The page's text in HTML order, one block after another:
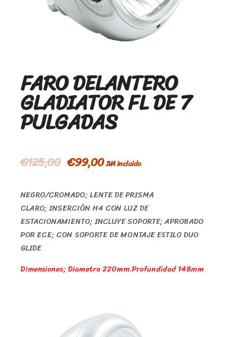
FARO DELANTERO
GLADIATOR FL DE 7
PULGADAS
€125,00 €99,00IVA incluido
NEGRO/CROMADO; LENTE DE PRISMA
CLARO; INSERCIÓN H4 CON LUZ DE
ESTACIONAMIENTO; INCLUYE SOPORTE; APROBADO
POR ECE; CON SOPORTE DE MONTAJE ESTILO DUO
GLIDE
Dimensiones; Diametro 220mm.Profundidad 148mm